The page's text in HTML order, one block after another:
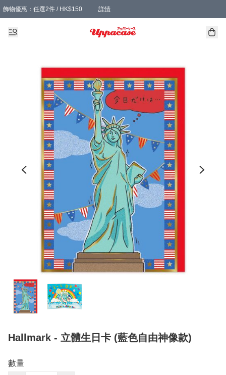
飾物優惠：任選2件 / HK$150 詳情
髮飾優惠：任選2件 / HK$100 詳情
精選襪子優惠：任選3對 / HK$115 詳情
滿額免運：本地訂單滿港幣350元可享免運費優惠
Hallmark - 立體生日卡 (藍色自由神像款)
數量